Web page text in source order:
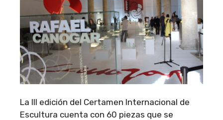
La III edición del Certamen Internacional de
Escultura cuenta con 60 piezas que se